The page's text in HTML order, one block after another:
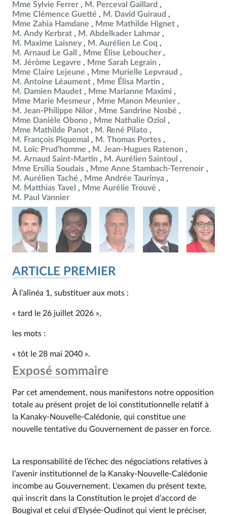
Mme Sylvie Ferrer
M. Perceval Gaillard
Mme Clémence Guetté
M. David Guiraud
Mme Zahia Hamdane
Mme Mathilde Hignet
M. Andy Kerbrat
M. Abdelkader Lahmar
M. Maxime Laisney
M. Aurélien Le Coq
M. Arnaud Le Gall
Mme Élise Leboucher
M. Jérôme Legavre
Mme Sarah Legrain
Mme Claire Lejeune
Mme Murielle Lepvraud
M. Antoine Léaument
Mme Élisa Martin
M. Damien Maudet
Mme Marianne Maximi
Mme Marie Mesmeur
Mme Manon Meunier
M. Jean-Philippe Nilor
Mme Sandrine Nosbé
Mme Danièle Obono
Mme Nathalie Oziol
Mme Mathilde Panot
M. René Pilato
M. François Piquemal
M. Thomas Portes
M. Loïc Prud'homme
M. Jean-Hugues Ratenon
M. Arnaud Saint-Martin
M. Aurélien Saintoul
Mme Ersilia Soudais
Mme Anne Stambach-Terrenoir
M. Aurélien Taché
Mme Andrée Taurinya
M. Matthias Tavel
Mme Aurélie Trouvé
M. Paul Vannier
ARTICLE PREMIER
À l’alinéa 1, substituer aux mots :
« tard le 26 juillet 2026 »,
les mots :
« tôt le 28 mai 2040 ».
Exposé sommaire
Par cet amendement, nous manifestons notre opposition
totale au présent projet de loi constitutionnelle relatif à
la Kanaky-Nouvelle-Calédonie, qui constitue une
nouvelle tentative du Gouvernement de passer en force.
La responsabilité de l’échec des négociations relatives à
l’avenir institutionnel de la Kanaky-Nouvelle-Calédonie
incombe au Gouvernement. L'examen du présent texte,
qui inscrit dans la Constitution le projet d’accord de
Bougival et celui d’Elysée-Oudinot qui vient le préciser,